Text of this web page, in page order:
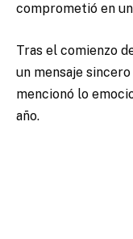
comprometió en
Tras el comienzo
un mensaje
mencionó lo
año.